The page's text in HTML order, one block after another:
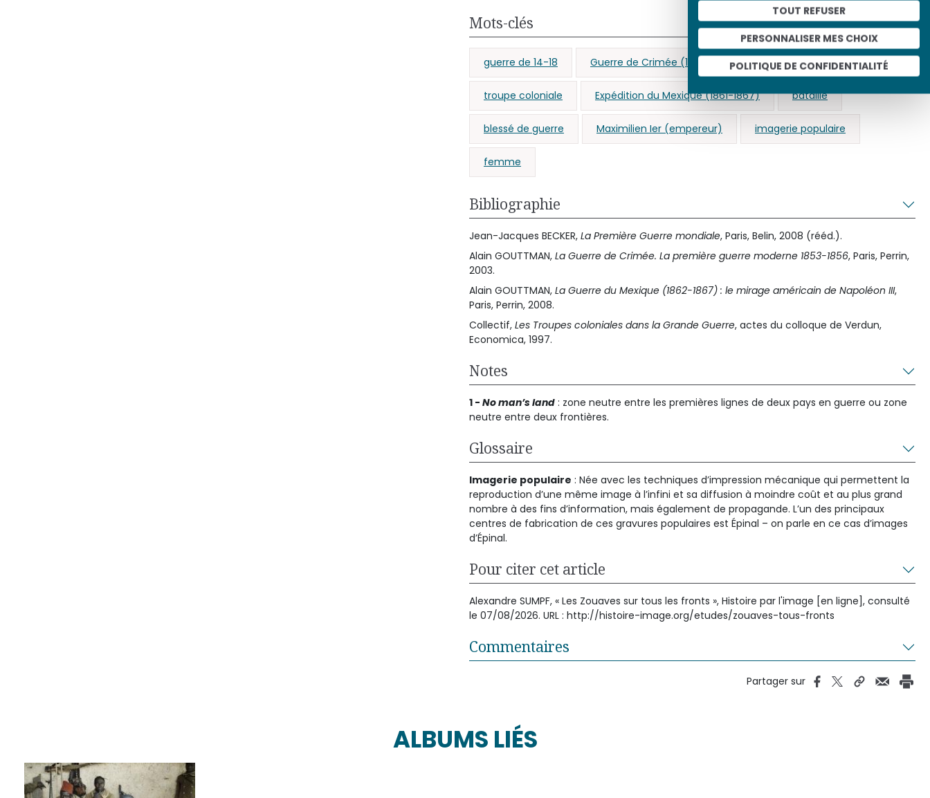
TOUT REFUSER
PERSONNALISER MES CHOIX
POLITIQUE DE CONFIDENTIALITÉ
Mots-clés
guerre de 14-18 Guerre de Crimée (1854-1856) Mexique
troupe coloniale Expédition du Mexique (1861-1867) bataille
blessé de guerre Maximilien Ier (empereur) imagerie populaire
femme
Bibliographie
Jean-Jacques BECKER, La Première Guerre mondiale, Paris, Belin, 2008 (rééd.).
Alain GOUTTMAN, La Guerre de Crimée. La première guerre moderne 1853-1856, Paris, Perrin,
2003.
Alain GOUTTMAN, La Guerre du Mexique (1862-1867) : le mirage américain de Napoléon III,
Paris, Perrin, 2008.
Collectif, Les Troupes coloniales dans la Grande Guerre, actes du colloque de Verdun,
Economica, 1997.
Notes
1 - No man’s land : zone neutre entre les premières lignes de deux pays en guerre ou zone
neutre entre deux frontières.
Glossaire
Imagerie populaire : Née avec les techniques d’impression mécanique qui permettent la
reproduction d’une même image à l’infini et sa diffusion à moindre coût et au plus grand
nombre à des fins d’information, mais également de propagande. L’un des principaux
centres de fabrication de ces gravures populaires est Épinal – on parle en ce cas d’images
d’Épinal.
Pour citer cet article
Alexandre SUMPF, « Les Zouaves sur tous les fronts », Histoire par l'image [en ligne], consulté
le 07/08/2026. URL : http://histoire-image.org/etudes/zouaves-tous-fronts
Commentaires
Partager sur
ALBUMS LIÉS